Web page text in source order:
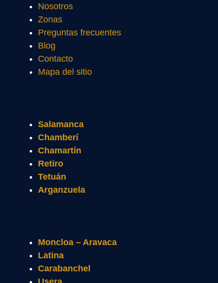
Nosotros
Zonas
Preguntas frecuentes
Blog
Contacto
Mapa del sitio
Salamanca
Chamberí
Chamartín
Retiro
Tetuán
Arganzuela
Moncloa – Aravaca
Latina
Carabanchel